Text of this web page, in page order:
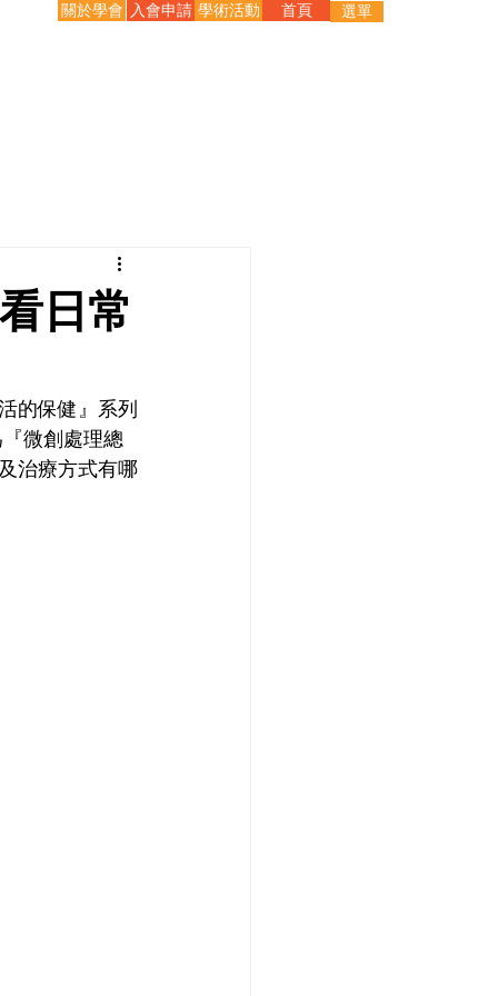
關於學會 入會申請 學術活動 首頁 選單
日常
的保健』系列
微創處理總
治療方式有哪